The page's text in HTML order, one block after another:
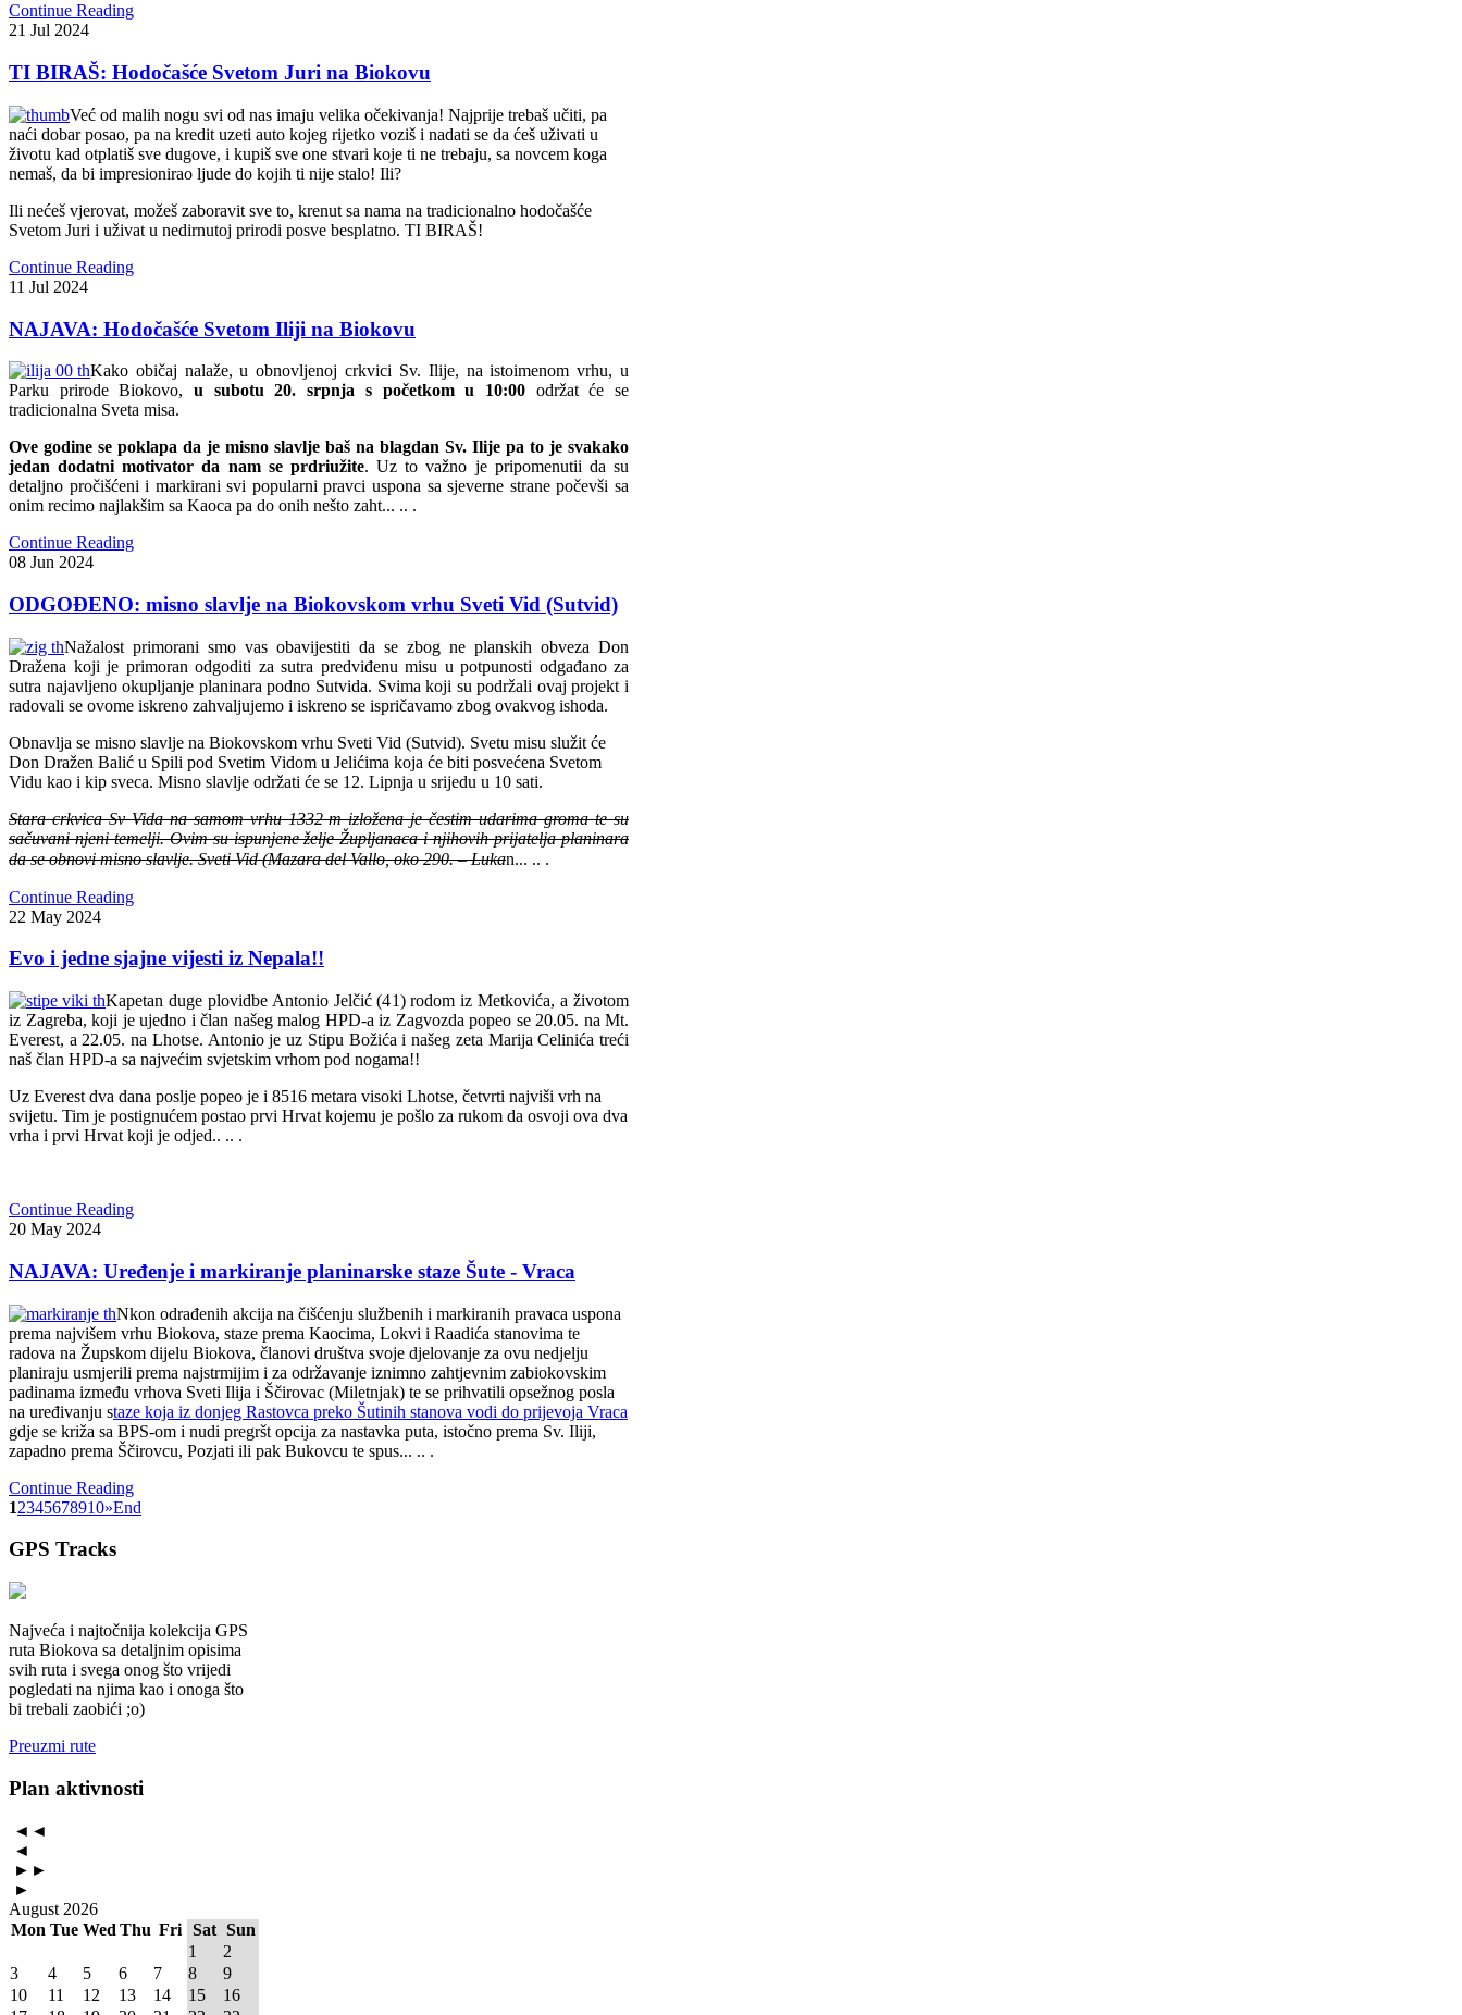
Continue Reading
21 Jul 2024
TI BIRAŠ: Hodočašće Svetom Juri na Biokovu
Već od malih nogu svi od nas imaju velika očekivanja! Najprije trebaš učiti, pa
naći dobar posao, pa na kredit uzeti auto kojeg rijetko voziš i nadati se da ćeš uživati u
životu kad otplatiš sve dugove, i kupiš sve one stvari koje ti ne trebaju, sa novcem koga
nemaš, da bi impresionirao ljude do kojih ti nije stalo! Ili?
Ili nećeš vjerovat, možeš zaboravit sve to, krenut sa nama na tradicionalno hodočašće
Svetom Juri i uživat u nedirnutoj prirodi posve besplatno. TI BIRAŠ!
Continue Reading
11 Jul 2024
NAJAVA: Hodočašće Svetom Iliji na Biokovu
Kako običaj nalaže,u obnovljenoj crkvici Sv. Ilije, na istoimenom vrhu, u
Parku prirode Biokovo,u subotu 20. srpnja s početkom u 10:00održat će se
tradicionalna Sveta misa.
Ove godine se poklapa da je misno slavlje baš na blagdan Sv. Ilije pa to je svakako
jedan dodatni motivator da nam se prdriužite. Uz to važno je pripomenutii da su
detaljno pročišćeni i markirani svi popularni pravci uspona sa sjeverne strane počevši sa
onim recimo najlakšim sa Kaoca pa do onih nešto zaht... .. .
Continue Reading
08 Jun 2024
ODGOĐENO: misno slavlje na Biokovskom vrhu Sveti Vid (Sutvid)
Nažalost primorani smo vas obavijestiti da se zbog ne planskih obveza Don
Dražena koji je primoran odgoditi za sutra predviđenu misu u potpunosti odgađano za
sutra najavljeno okupljanje planinara podno Sutvida. Svima koji su podržali ovaj projekt i
radovali se ovome iskreno zahvaljujemo i iskreno se ispričavamo zbog ovakvog ishoda.
Obnavlja se misno slavlje na Biokovskom vrhu Sveti Vid (Sutvid). Svetu misu služit će
Don Dražen Balić u Spili pod Svetim Vidom u Jelićima koja će biti posvećena Svetom
Vidu kao i kip sveca. Misno slavlje održati će se 12. Lipnja u srijedu u 10 sati.
Stara crkvica Sv Vida na samom vrhu 1332 m izložena je čestim udarima groma te su
sačuvani njeni temelji. Ovim su ispunjene želje Župljanaca i njihovih prijatelja planinara
da se obnovi misno slavlje. Sveti Vid (Mazara del Vallo, oko 290. – Lukan... .. .
Continue Reading
22 May 2024
Evo i jedne sjajne vijesti iz Nepala!!
Kapetan duge plovidbe Antonio Jelčić (41) rodom iz Metkovića, a životom
iz Zagreba, koji je ujedno i član našeg malog HPD-a iz Zagvozda popeo se 20.05. na Mt.
Everest, a 22.05. na Lhotse. Antonio je uz Stipu Božića i našeg zeta Marija Celinića treći
naš član HPD-a sa najvećim svjetskim vrhom pod nogama!!
Uz Everest dva dana poslje popeo je i 8516 metara visoki Lhotse, četvrti najviši vrh na
svijetu. Tim je postignućem postao prvi Hrvat kojemu je pošlo za rukom da osvoji ova dva
vrha i prvi Hrvat koji je odjed.. .. .
Continue Reading
20 May 2024
NAJAVA: Uređenje i markiranje planinarske staze Šute - Vraca
Nkon odrađenih akcija na čišćenju službenih i markiranih pravaca uspona
prema najvišem vrhu Biokova, staze prema Kaocima, Lokvi i Raadića stanovima te
radova na Župskom dijelu Biokova, članovi društva svoje djelovanje za ovu nedjelju
planiraju usmjerili prema najstrmijim i za održavanje iznimno zahtjevnim zabiokovskim
padinama između vrhova Sveti Ilija i Ščirovac (Miletnjak) te se prihvatili opsežnog posla
na uređivanju staze koja iz donjeg Rastovca preko Šutinih stanova vodi do prijevoja Vraca
gdje se križa sa BPS-om i nudi pregršt opcija za nastavka puta, istočno prema Sv. Iliji,
zapadno prema Ščirovcu, Pozjati ili pak Bukovcu te spus... .. .
Continue Reading
12345678910»End
GPS Tracks
Najveća i najtočnija kolekcija GPS
ruta Biokova sa detaljnim opisima
svih ruta i svega onog što vrijedi
pogledati na njima kao i onoga što
bi trebali zaobići ;o)
Preuzmi rute
Plan aktivnosti
◄◄
◄
►►
►
August 2026
Mon Tue Wed Thu Fri Sat Sun
1
2
3
4 5 6 7 8
9
10
11 12 13 14 15
16